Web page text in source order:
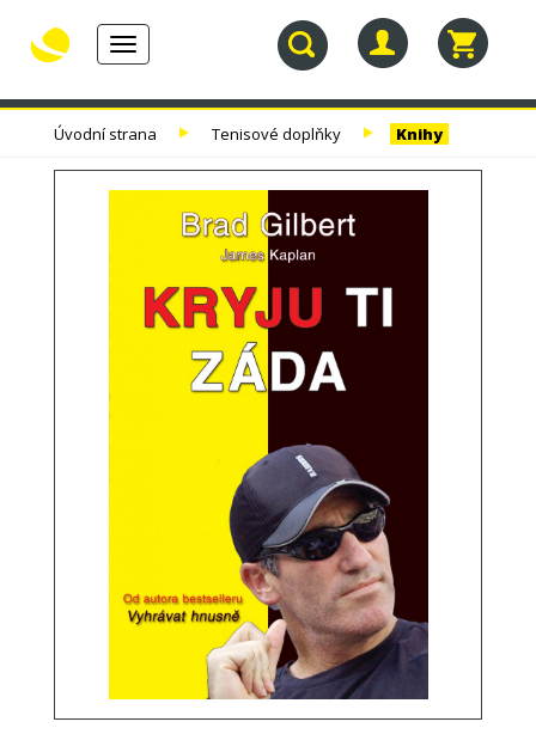
Toggle
navigation
30.
TENISOVÉ
TENISOVÉ
Úvodní strana Tenisové doplňky Knihy